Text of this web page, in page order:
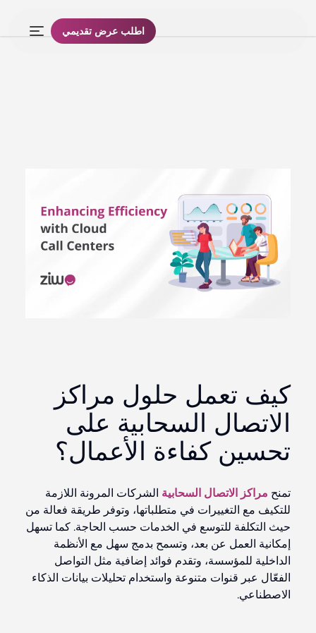
اطلب عرض تقديمي
كيف تعمل حلول مراكز
الاتصال السحابية على
تحسين كفاءة الأعمال؟
تمنح مراكز الاتصال السحابية الشركات المرونة اللازمة
للتكيف مع التغييرات في متطلباتها، وتوفر طريقة فعالة من
حيث التكلفة للتوسع في الخدمات حسب الحاجة. كما تسهل
إمكانية العمل عن بعد، وتسمح بدمج سهل مع الأنظمة
الداخلية للمؤسسة، وتقدم فوائد إضافية مثل التواصل
الفعّال عبر قنوات متنوعة واستخدام تحليلات بيانات الذكاء
الاصطناعي.